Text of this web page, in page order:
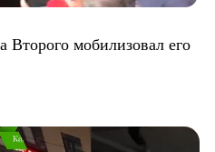
Второго мобилизовал его